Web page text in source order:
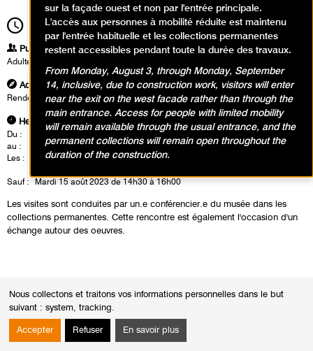
Nous collectons et traitons vos informations personnelles dans le but
suivant : system, tracking.
Accepter Refuser En savoir plus
16h00Durée1h30
Publics
Adultes
Adresse
Rendez-vous dans le hall du musée
Heures
Du :
au :
Lundi 17 juillet 2023
Les :
mardis de 12h30 à 14h00
Sauf :
Mardi 15 août 2023 de 14h30 à 16h00
Les visites sont conduites par un.e conférencier.e du musée dans les
collections permanentes. Cette rencontre est également l'occasion d'un
échange autour des oeuvres.
Calendrier des événements
août 2026
Mois
sur la façade ouest et non par l'entrée principale.
L'accès aux personnes à mobilité réduite est maintenu
par l'entrée habituelle et les collections permanentes
restent accessibles pendant toute la durée des travaux.
From Monday, August 3, through Monday, September
14, inclusive, due to construction work, visitors will enter
near the exit on the west facade rather than through the
main entrance. Access for people with limited mobility
will remain available through the usual entrance, and the
permanent collections will remain open throughout the
duration of the construction.